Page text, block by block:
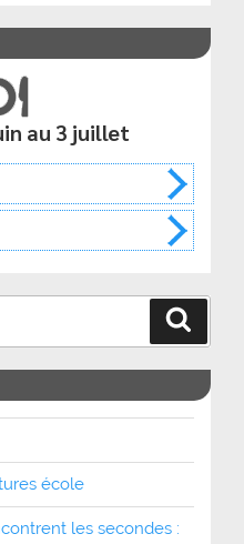
au 3 juillet
école
les secondes :